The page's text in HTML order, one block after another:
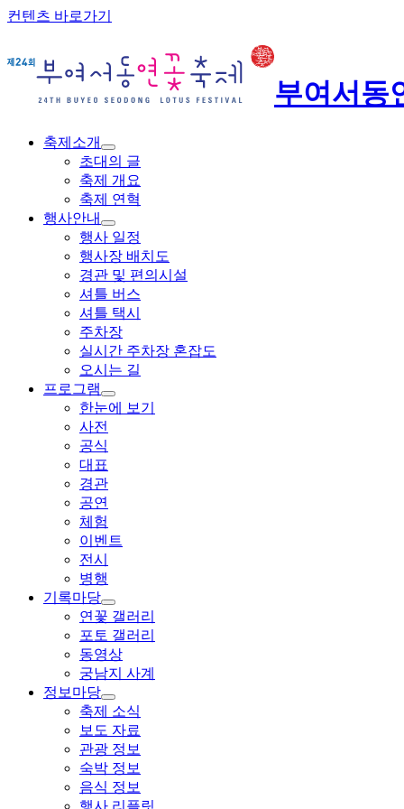
컨텐츠 바로가기
부여서동
축제소개
초대의 글
축제 개요
축제 연혁
행사안내
행사 일정
행사장 배치도
경관 및 편의시설
셔틀 버스
셔틀 택시
주차장
실시간 주차장 혼잡도
오시는 길
프로그램
한눈에 보기
사전
공식
대표
경관
공연
체험
이벤트
전시
병행
기록마당
연꽃 갤러리
포토 갤러리
동영상
궁남지 사계
정보마당
축제 소식
보도 자료
관광 정보
숙박 정보
음식 정보
행사 리플릿